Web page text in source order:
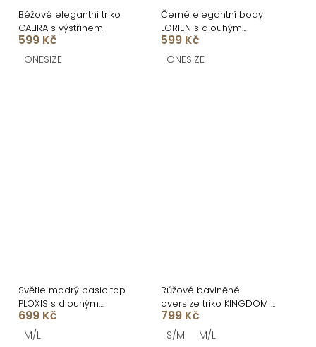
Béžové elegantní triko
CALIRA s výstřihem
599 Kč
ONESIZE
Černé elegantní body
LORIEN s dlouhým
rukávem a krajkou
599 Kč
ONESIZE
Světle modrý basic top
PLOXIS s dlouhým
rukávem
699 Kč
M/L
Růžové bavlněné
oversize triko KINGDOM s
perlami
799 Kč
S/M M/L